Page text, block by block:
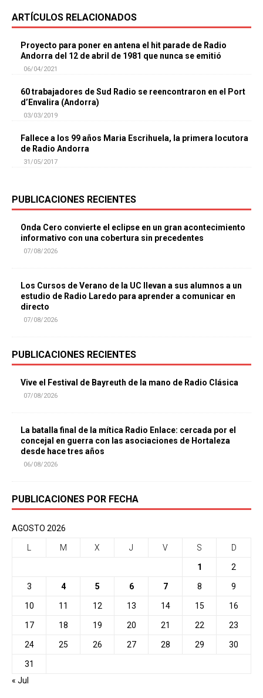
ARTÍCULOS RELACIONADOS
Proyecto para poner en antena el hit parade de Radio
Andorra del 12 de abril de 1981 que nunca se emitió
06/04/2021
60 trabajadores de Sud Radio se reencontraron en el Port
d’Envalira (Andorra)
03/03/2019
Fallece a los 99 años Maria Escrihuela, la primera locutora
de Radio Andorra
31/05/2017
PUBLICACIONES RECIENTES
Onda Cero convierte el eclipse en un gran acontecimiento
informativo con una cobertura sin precedentes
07/08/2026
Los Cursos de Verano de la UC llevan a sus alumnos a un
estudio de Radio Laredo para aprender a comunicar en
directo
07/08/2026
PUBLICACIONES RECIENTES
Vive el Festival de Bayreuth de la mano de Radio Clásica
07/08/2026
La batalla final de la mítica Radio Enlace: cercada por el
concejal en guerra con las asociaciones de Hortaleza
desde hace tres años
06/08/2026
PUBLICACIONES POR FECHA
AGOSTO 2026
M X J V S D
1 2
3 4 5 6 7 8 9
10 11 12 13 14 15 16
17 18 19 20 21 22 23
24 25 26 27 28 29 30
31
« Jul